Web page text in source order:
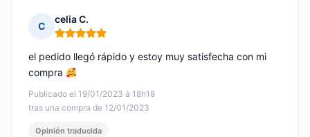
C
celia C.
Nota: 5 de 5
Publicado el 19/01/2023 à 18h18
tras una compra de 12/01/2023
el pedido llegó rápido y estoy muy satisfecha con mi
compra
Opinión traducida